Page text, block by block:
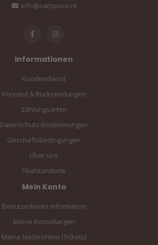
info@sampiace.nl
Informationen
Kundendienst
Versand & Rücksendungen
Zahlungsarten
Datenschutz-Bestimmungen
Geschäftsbedingungen
Über uns
Filialstandorte
Mein Konto
Benutzerkonto Information
Meine Bestellungen
Meine Nachrichten (Tickets)